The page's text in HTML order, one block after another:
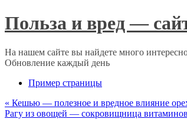
Польза и вред —
На нашем сайте вы найдете много
Обновление каждый день
Пример страницы
« Кешью — полезное и вредное влияние
Рагу из овощей — сокровищница